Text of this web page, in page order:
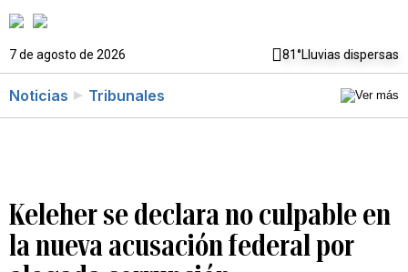
7 de agosto de 2026 81°Lluvias dispersas
Noticias Tribunales
Keleher se declara no culpable en
la nueva acusación federal por